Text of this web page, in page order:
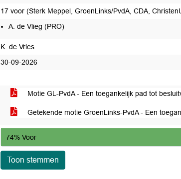
17 voor (Sterk Meppel, GroenLinks/PvdA, CDA,
A. de Vlieg (PRO)
K. de Vries
30-09-2026
Motie GL-PvdA - Een toegankelijk pad tot
Getekende motie GroenLinks-PvdA - Een
74% Voor
Toon stemmen